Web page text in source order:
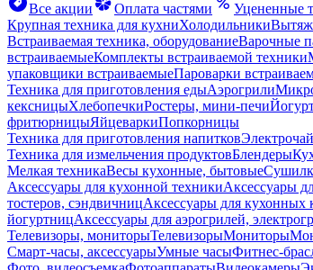
Все акции
Оплата частями Уцененные
Крупная техника для кухниХолодильники
Встраиваемая техника, оборудованиеВарочные
встраиваемыеКомплекты встраиваемой техники
упаковщики встраиваемыеПароварки
Техника для приготовления едыАэрогрили
кексницыХлебопечкиРостеры, мини-печи
фритюрницыЯйцеваркиПопкорницы
Техника для приготовления напитков
Техника для измельчения продуктовБлендеры
Мелкая техникаВесы кухонные, бытовые
Аксессуары для кухонной техникиАксессуары
тостеров, сэндвичницАксессуары для кухонных
йогуртницАксессуары для аэрогрилей,
Телевизоры, мониторыТелевизорыМониторы
Смарт-часы, аксессуарыУмные часыФитнес-